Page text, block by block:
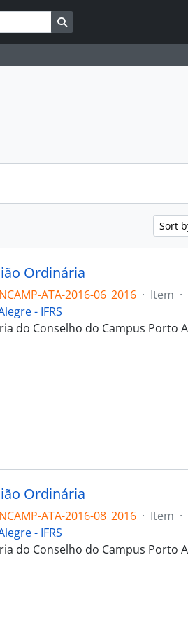
Search in browse page
Sort
Ordinária
ATA-2016-06_2016 · Item ·
- IFRS
do Conselho do Campus Porto
Ordinária
ATA-2016-08_2016 · Item ·
- IFRS
do Conselho do Campus Porto